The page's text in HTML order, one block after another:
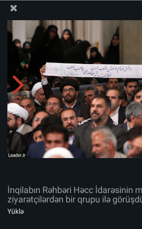
Ali Məqamlı Rəhbərin
İnqilabın Rəhbəri Həcc İdarəsinin
ziyarətçilərdən bir qrupu ilə görüşdü
İnqilabın Rəhbəri Həcc İdarəsinin
ziyarətçilərdən bir qrupu ilə
Yüklə